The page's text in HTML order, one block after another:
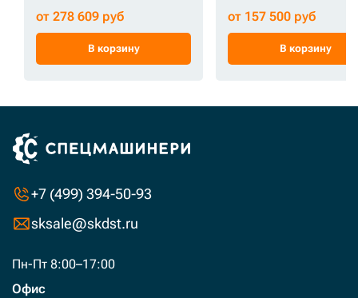
от 278 609 руб
В корзину
от 157 500 руб
В корзину
+7 (499) 394-50-93
sksale@skdst.ru
Пн-Пт 8:00–17:00
Офис